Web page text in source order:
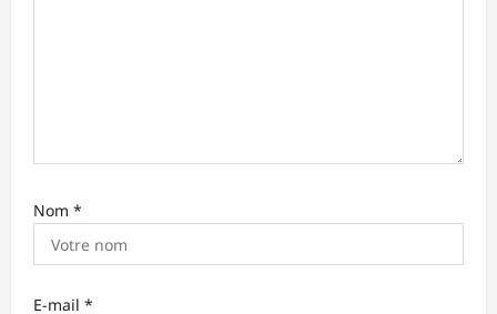
Nom *
E-mail *